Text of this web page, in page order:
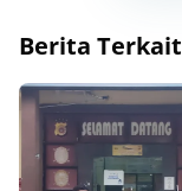
Berita Terkait